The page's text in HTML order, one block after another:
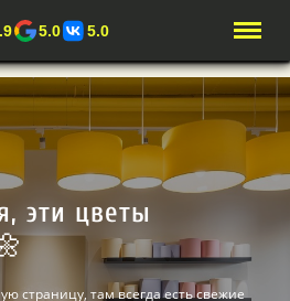
5.0 5.0
эти цветы
страницу, там всегда есть свежие